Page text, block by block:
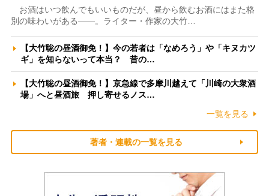
お酒はいつ飲んでもいいものだが、昼から飲むお酒にはまた格
別の味わいがある――。ライター・作家の大竹…
【大竹聡の昼酒御免！】今の若者は「なめろう」や「キヌカツ
ギ」を知らないって本当？ 昔の…
【大竹聡の昼酒御免！】京急線で多摩川越えて「川崎の大衆酒
場」へと昼酒旅 押し寄せるノス…
一覧を見る
著者・連載の一覧を見る